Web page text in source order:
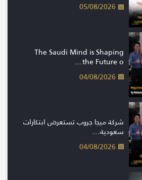
05/08/2026
The Saudi Mind is Shaping
the Future o...
04/08/2026
شركة ميجا جروب تستعرض ابتكارات
سعودية...
04/08/2026